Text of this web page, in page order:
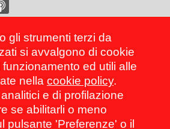
gli strumenti terzi da
si avvalgono di cookie
ed utili alle
nella cookie policy.
e di profilazione
se abilitarli o meno
pulsante 'Preferenze' o il